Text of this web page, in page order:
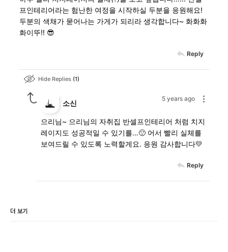
프인테리어라는 험난한 여정을 시작하실 두분을 응원해요!
두분의 색채가 묻어나는 가게가 되리라 생각합니다~ 화화화
화이뚜!! 😎
Reply
Hide Replies 1
5 years ago
소신
으리님~ 으리님의 자취집 반셀프인테리어 처럼 치지
레이지도 성공적일 수 있기를…🙂 어서 빨리 실체를
보여드릴 수 있도록 노력할게요. 응원 감사합니다💛
Reply
더 보기